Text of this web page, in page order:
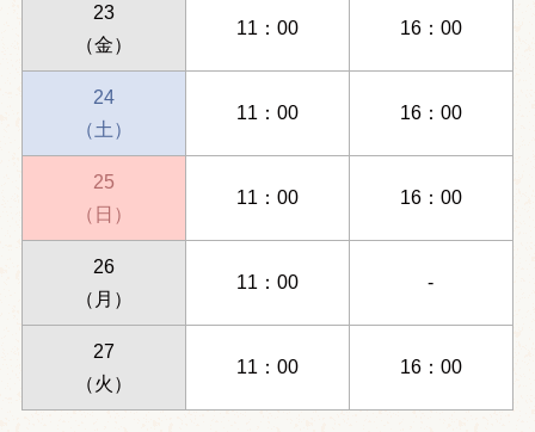
23
（金）
11：00 16：00
24
（土）
11：00 16：00
25
（日）
11：00 16：00
26
（月）
11：00 -
27
（火）
11：00 16：00